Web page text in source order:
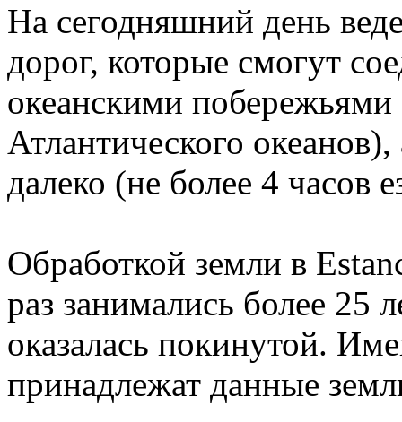
На сегодняшний день
дорог, которые смогут
океанскими
Атлантического
далеко (не более 4 часов
Обработкой земли в
раз занимались более 25
оказалась покинутой.
принадлежат данные